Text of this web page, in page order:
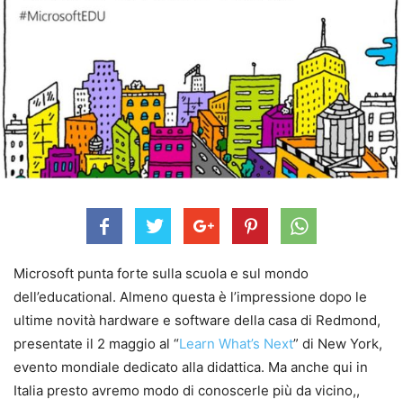
Microsoft punta forte sulla scuola e sul mondo
dell’educational. Almeno questa è l’impressione dopo le
ultime novità hardware e software della casa di Redmond,
presentate il 2 maggio al “Learn What’s Next” di New York,
evento mondiale dedicato alla didattica. Ma anche qui in
Italia presto avremo modo di conoscerle più da vicino,,